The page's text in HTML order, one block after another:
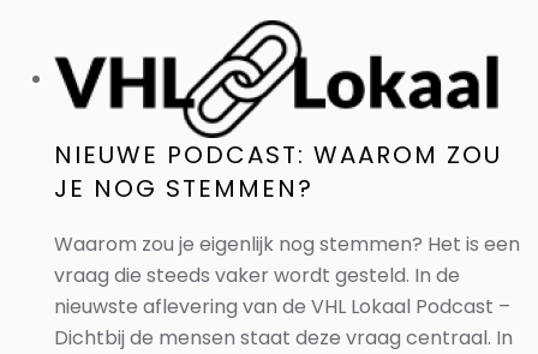
NIEUWE PODCAST: WAAROM ZOU
JE NOG STEMMEN?
Waarom zou je eigenlijk nog stemmen? Het is een
vraag die steeds vaker wordt gesteld. In de
nieuwste aflevering van de VHL Lokaal Podcast –
Dichtbij de mensen staat deze vraag centraal. In